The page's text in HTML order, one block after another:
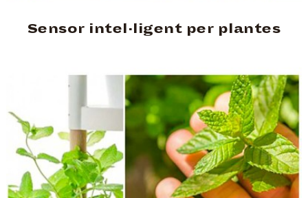
Sensor intel·ligent per plantes